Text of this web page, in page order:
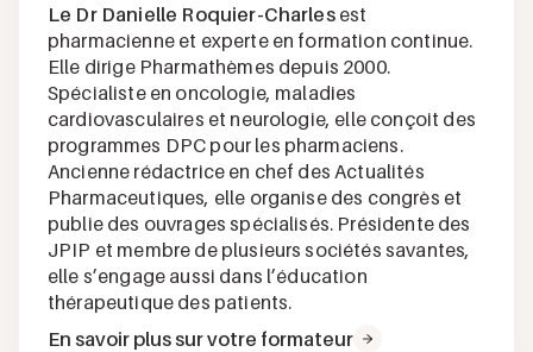
Le Dr Danielle Roquier-Charlesest
pharmacienne et experte en formation continue.
Elle dirige Pharmathèmes depuis 2000.
Spécialiste en oncologie, maladies
cardiovasculaires et neurologie, elle conçoit des
programmes DPC pour les pharmaciens.
Ancienne rédactrice en chef des Actualités
Pharmaceutiques, elle organise des congrès et
publie des ouvrages spécialisés. Présidente des
JPIP et membre de plusieurs sociétés savantes,
elle s’engage aussi dans l’éducation
thérapeutique des patients.
En savoir plus sur votre formateur